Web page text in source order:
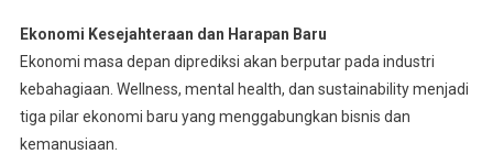
Ekonomi Kesejahteraan dan Harapan Baru
Ekonomi masa depan diprediksi akan berputar pada industri
kebahagiaan. Wellness, mental health, dan sustainability menjadi
tiga pilar ekonomi baru yang menggabungkan bisnis dan
kemanusiaan.